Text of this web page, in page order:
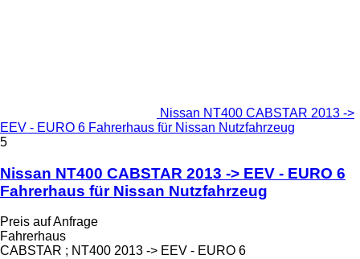
Nissan NT400 CABSTAR 2013 ->
EEV - EURO 6 Fahrerhaus für Nissan Nutzfahrzeug
5
Nissan NT400 CABSTAR 2013 -> EEV - EURO 6
Fahrerhaus für Nissan Nutzfahrzeug
Preis auf Anfrage
Fahrerhaus
CABSTAR ; NT400 2013 -> EEV - EURO 6